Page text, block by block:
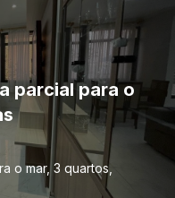
parcial para o
o mar, 3 quartos,